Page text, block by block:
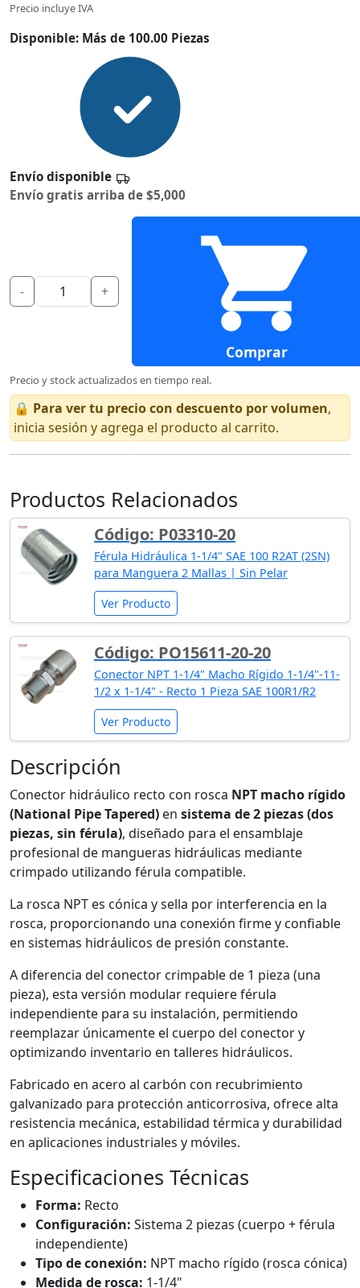
Precio incluye IVA
Disponible: Más de 100.00 Piezas
Envío disponible
Envío gratis arriba de $5,000
- +
Comprar
Precio y stock actualizados en tiempo real.
🔒 Para ver tu precio con descuento por volumen,
inicia sesión y agrega el producto al carrito.
Productos Relacionados
Código: P03310-20
Férula Hidráulica 1-1/4" SAE 100 R2AT (2SN)
para Manguera 2 Mallas | Sin Pelar
Ver Producto
Código: PO15611-20-20
Conector NPT 1-1/4" Macho Rígido 1-1/4"-11-
1/2 x 1-1/4" - Recto 1 Pieza SAE 100R1/R2
Ver Producto
Descripción
Conector hidráulico recto con rosca NPT macho rígido
(National Pipe Tapered) en sistema de 2 piezas (dos
piezas, sin férula), diseñado para el ensamblaje
profesional de mangueras hidráulicas mediante
crimpado utilizando férula compatible.
La rosca NPT es cónica y sella por interferencia en la
rosca, proporcionando una conexión firme y confiable
en sistemas hidráulicos de presión constante.
A diferencia del conector crimpable de 1 pieza (una
pieza), esta versión modular requiere férula
independiente para su instalación, permitiendo
reemplazar únicamente el cuerpo del conector y
optimizando inventario en talleres hidráulicos.
Fabricado en acero al carbón con recubrimiento
galvanizado para protección anticorrosiva, ofrece alta
resistencia mecánica, estabilidad térmica y durabilidad
en aplicaciones industriales y móviles.
Especificaciones Técnicas
Forma: Recto
Configuración: Sistema 2 piezas (cuerpo + férula
independiente)
Tipo de conexión: NPT macho rígido (rosca cónica)
Medida de rosca: 1-1/4"